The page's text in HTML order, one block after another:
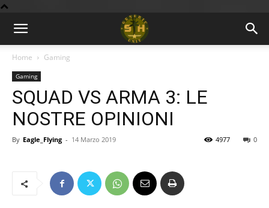
BLOG
9GU
Home Gaming
Gaming
SQUAD VS ARMA 3: LE
NOSTRE OPINIONI
By Eagle_Flying - 14 Marzo 2019 0
4977